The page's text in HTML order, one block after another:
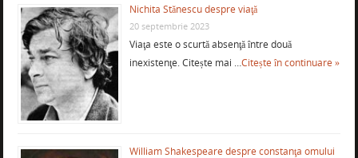
Nichita Stănescu despre viaţă
20 septembrie 2023
Viaţa este o scurtă absenţă între două
inexistenţe. Citește mai …Citește în continuare »
William Shakespeare despre constanţa omului